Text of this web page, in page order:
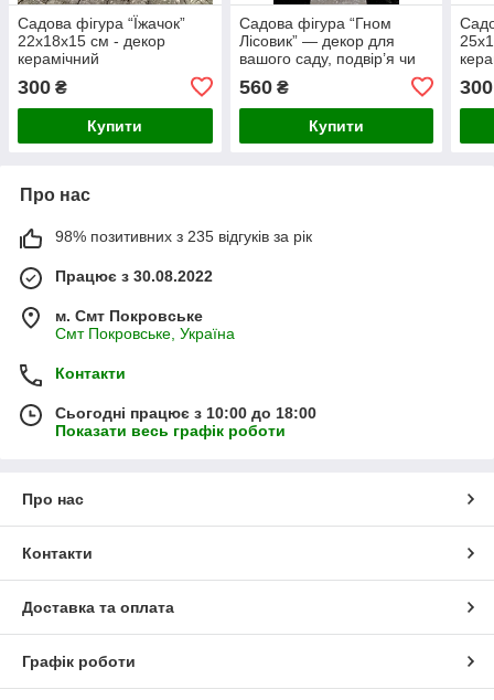
Садова фігура “Їжачок”
22х18х15 см - декор
керамічний
300 ₴
Купити
Садова фігура “Гном
Лісовик” — декор для
вашого саду, подвір’я чи
560₴
Купити
300
Про нас
98% позитивних з 235 відгуків за рік
Працює з 30.08.2022
м. Смт Покровське
Смт Покровське, Україна
Контакти
Сьогодні працює з 10:00 до 18:00
Показати весь графік роботи
Про нас
Контакти
Доставка та оплата
Графік роботи